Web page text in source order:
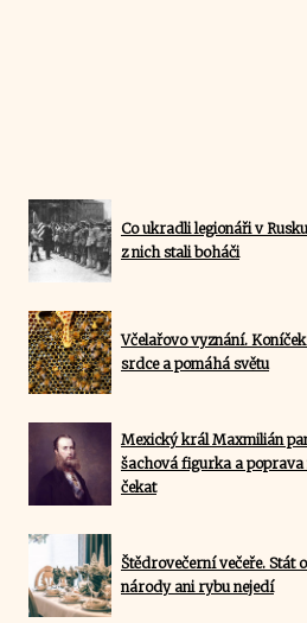
Co ukradli legionáři v
z nich stali boháči
Včelařovo vyznání.
srdce a pomáhá světu
Mexický král Maxmilián
šachová figurka a poprava
čekat
Štědrovečerní večeře. Stát
národy ani rybu nejedí